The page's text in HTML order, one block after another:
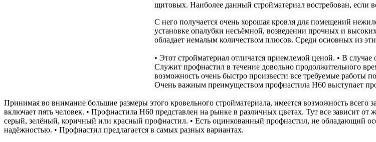
щитовых. Наиболее данный стройматериал востребован, если
С него получается очень хорошая кровля для помещений
установке опалубки несъёмной, возведении прочных и
обладает немалым количеством плюсов. Среди основных из
• Этот стройматериал отличатся приемлемой ценой. • В
Служит профнастил в течение довольно продолжительного
возможность очень быстро произвести все требуемые работы
Очень важным преимуществом профнастила Н60 выступает
Принимая во внимание большие размеры этого кровельного стройматериала, имеется возможность всего
включает пять человек. • Профнастила Н60 представлен на рынке в различных цветах. Тут все зависит
серый, зелёный, коричный или красный профнастил. • Есть оцинкованный профнастил, не обладающий
надёжностью. • Профнастил предлагается в самых разных вариантах.